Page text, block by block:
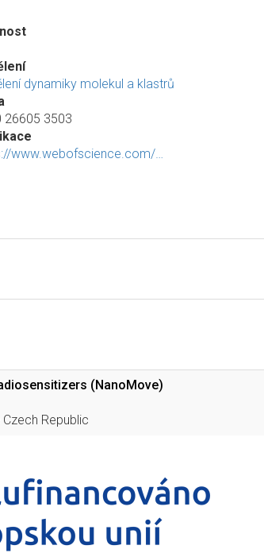
dynamiky molekul a klastrů
26605 3503
www.webofscience.com/…
(NanoMove)
Republic